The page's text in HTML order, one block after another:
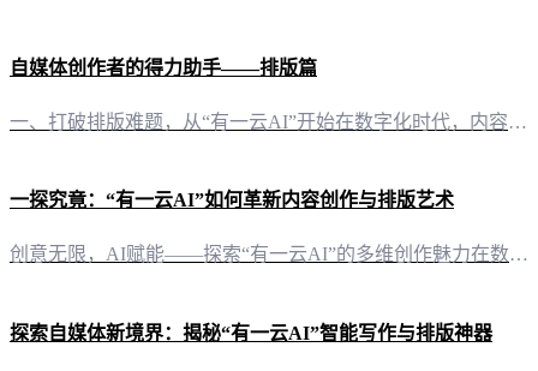
自媒体创作者的得力助手——排版篇
一、打破排版难题，从“有一云AI”开始在数字化时代，内容创作已成为自媒体创作者的核心竞争力。然而，内容的排版往往成为制约创作的瓶颈。为了解决这一问题，“有一云AI”应运而生，以其卓越的功能，为自媒体创作者提供了一站式的排版解决方案。 二、五大类别，数千款装修皮肤，满足个性化需求“有一云AI”在内容排版方面，提供了标题、内容、图文、分隔、引导五大类数千款装修皮肤。无论是追求简约风格的，还是喜欢华丽
一探究竟：“有一云AI”如何革新内容创作与排版艺术
创意无限，AI赋能——探索“有一云AI”的多维创作魅力在数字化浪潮席卷的今天，内容创作与排版已成为自媒体创作者们的重要课题。一款名为“有一云AI”的创新型AI智能写作+排版软件，正以其独特的魅力，为创作者们开辟了一条全新的内容创作之路。 独具匠心，排版之美——数千款装修皮肤助你打造个性作品“有一云AI”深知，内容排版是作品灵魂的展现。为此，它提供了包含标题、内容、图文、分隔、引导五大类数千款装修
探索自媒体新境界：揭秘“有一云AI”智能写作与排版神器